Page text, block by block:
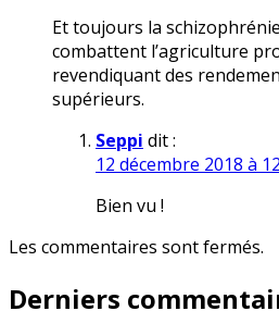
Et toujours la
combattent l’agriculture
revendiquant des
supérieurs.
Seppi dit :
12 décembre 2018 à
Bien vu !
Les commentaires sont fermés.
Derniers